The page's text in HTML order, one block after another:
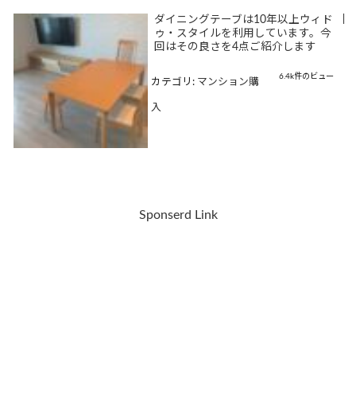
ダイニングテーブは10年以上ウィド
ゥ・スタイルを利用しています。今
回はその良さを4点ご紹介します
6.4k件のビュー
カテゴリ: マンション購
入
Sponserd Link